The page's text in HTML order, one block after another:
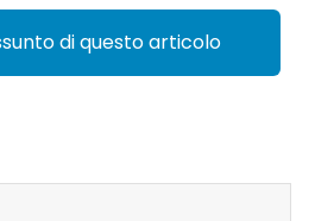
di questo articolo